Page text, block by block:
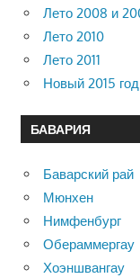
Лето 2008 и
Лето 2010
Лето 2011
Новый 2015 год
БАВАРИЯ
Баварский рай
Мюнхен
Нимфенбург
Обераммергау
Хоэншвангау